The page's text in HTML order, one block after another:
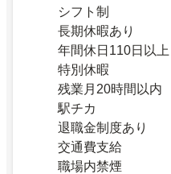
シフト制
長期休暇あり
年間休日110日以上
特別休暇
残業月20時間以内
駅チカ
退職金制度あり
交通費支給
職場内禁煙